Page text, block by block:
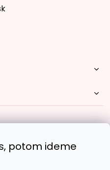
potom ideme